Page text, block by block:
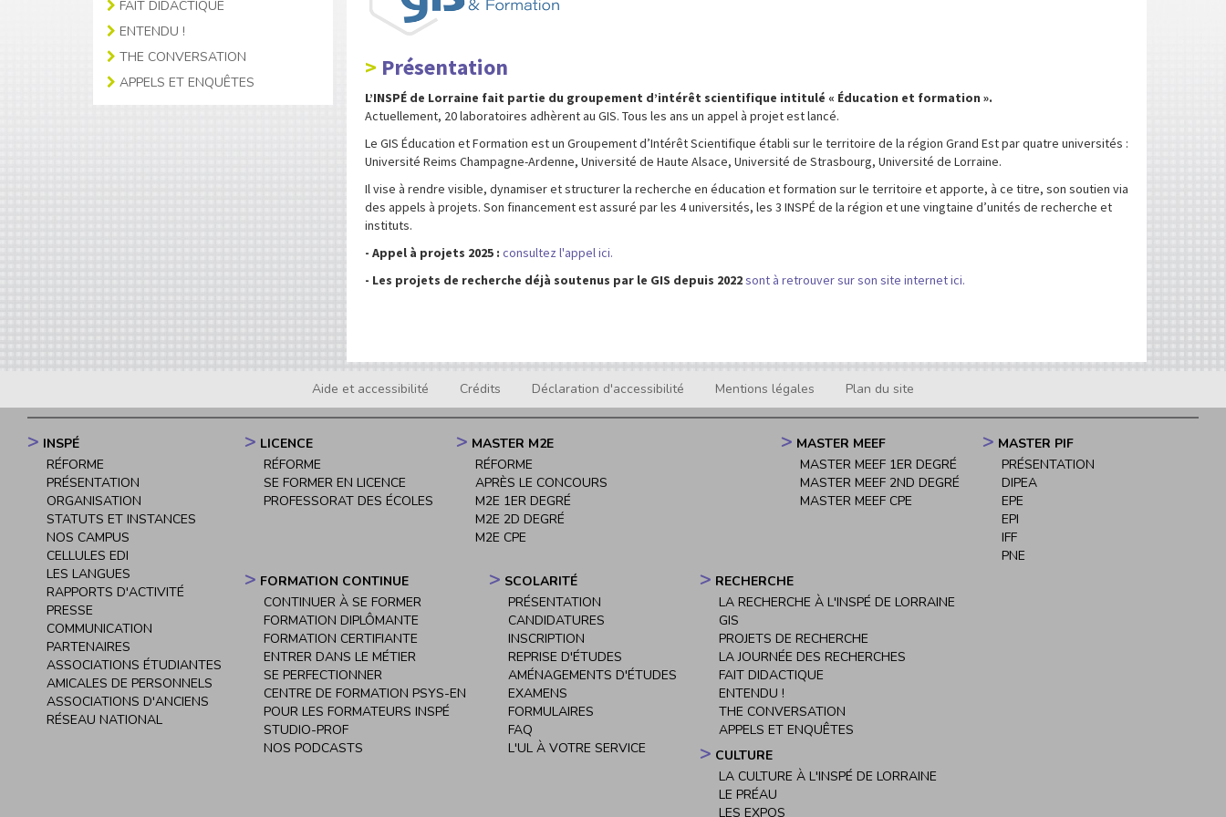
FAIT DIDACTIQUE
ENTENDU !
THE CONVERSATION
APPELS ET ENQUÊTES
Présentation
L’INSPÉ de Lorraine fait partie du groupement d’intérêt scientifique intitulé « Éducation et formation ».
Actuellement, 20 laboratoires adhèrent au GIS. Tous les ans un appel à projet est lancé.
Le GIS Éducation et Formation est un Groupement d’Intérêt Scientifique établi sur le territoire de la région Grand Est par quatre universités :
Université Reims Champagne-Ardenne, Université de Haute Alsace, Université de Strasbourg, Université de Lorraine.
Il vise à rendre visible, dynamiser et structurer la recherche en éducation et formation sur le territoire et apporte, à ce titre, son soutien via
des appels à projets. Son financement est assuré par les 4 universités, les 3 INSPÉ de la région et une vingtaine d’unités de recherche et
instituts.
- Appel à projets 2025 : consultez l'appel ici.
- Les projets de recherche déjà soutenus par le GIS depuis 2022sont à retrouver sur son site internet ici.
Footer
menu
Aide et accessibilité Crédits Déclaration d'accessibilité Mentions légales Plan du site
Navigation
principale
INSPÉ
RÉFORME
PRÉSENTATION
ORGANISATION
STATUTS ET INSTANCES
NOS CAMPUS
CELLULES EDI
LES LANGUES
RAPPORTS D'ACTIVITÉ
PRESSE
COMMUNICATION
PARTENAIRES
ASSOCIATIONS ÉTUDIANTES
AMICALES DE PERSONNELS
ASSOCIATIONS D'ANCIENS
RÉSEAU NATIONAL
LICENCE
RÉFORME
SE FORMER EN LICENCE
PROFESSORAT DES ÉCOLES
MASTER M2E
RÉFORME
APRÈS LE CONCOURS
M2E 1ER DEGRÉ
M2E 2D DEGRÉ
M2E CPE
MASTER MEEF
MASTER MEEF 1ER DEGRÉ
MASTER MEEF 2ND DEGRÉ
MASTER MEEF CPE
MASTER PIF
PRÉSENTATION
DIPEA
EPE
EPI
IFF
PNE
FORMATION CONTINUE
CONTINUER À SE FORMER
FORMATION DIPLÔMANTE
FORMATION CERTIFIANTE
ENTRER DANS LE MÉTIER
SE PERFECTIONNER
CENTRE DE FORMATION PSYS-EN
POUR LES FORMATEURS INSPÉ
STUDIO-PROF
NOS PODCASTS
SCOLARITÉ
PRÉSENTATION
CANDIDATURES
INSCRIPTION
REPRISE D'ÉTUDES
AMÉNAGEMENTS D'ÉTUDES
EXAMENS
FORMULAIRES
FAQ
L'UL À VOTRE SERVICE
RECHERCHE
LA RECHERCHE À L'INSPÉ DE LORRAINE
GIS
PROJETS DE RECHERCHE
LA JOURNÉE DES RECHERCHES
FAIT DIDACTIQUE
ENTENDU !
THE CONVERSATION
APPELS ET ENQUÊTES
CULTURE
LA CULTURE À L'INSPÉ DE LORRAINE
LE PRÉAU
LES EXPOS